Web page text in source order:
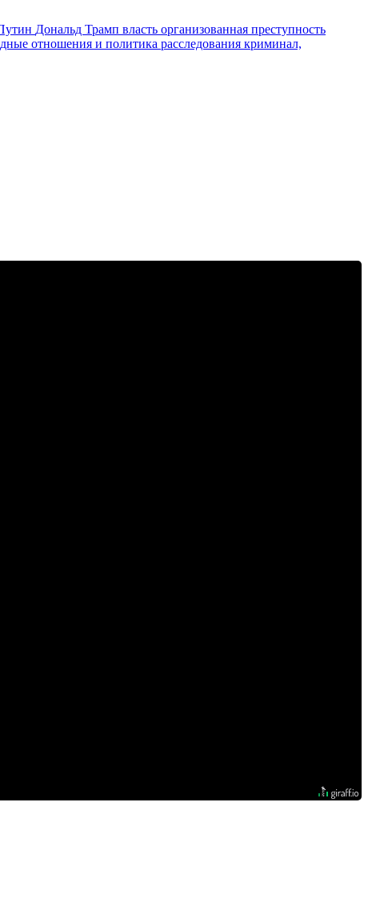
Дональд Трамп власть организованная преступность
отношения и политика расследования криминал,